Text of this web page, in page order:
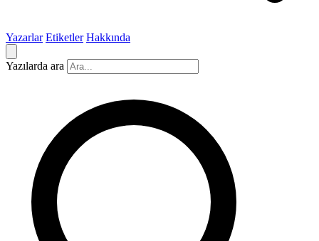
Yazarlar Etiketler Hakkında
Yazılarda ara